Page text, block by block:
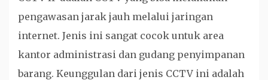
pengawasan jarak jauh melalui jaringan
internet. Jenis ini sangat cocok untuk area
kantor administrasi dan gudang penyimpanan
barang. Keunggulan dari jenis CCTV ini adalah